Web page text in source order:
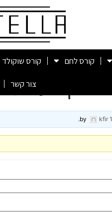
קורס לחם קורס שוקולד
צור קשר
מקצועית?
by
kfir
.